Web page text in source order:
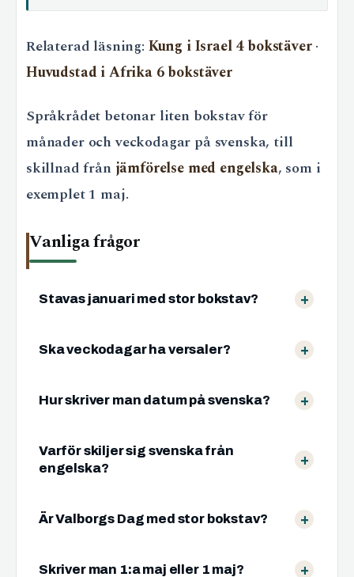
Relaterad läsning: Kung i Israel 4 bokstäver·
Huvudstad i Afrika 6 bokstäver
Språkrådet betonar liten bokstav för
månader och veckodagar på svenska, till
skillnad från jämförelse med engelska, som i
exemplet 1 maj.
Vanliga frågor
Stavas januari med stor bokstav?
Ska veckodagar ha versaler?
Hur skriver man datum på svenska?
Varför skiljer sig svenska från
engelska?
Är Valborgs Dag med stor bokstav?
Skriver man 1:a maj eller 1 maj?